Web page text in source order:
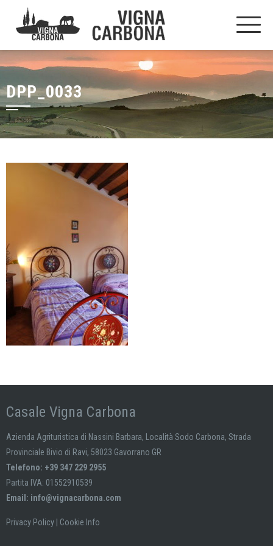
DPP_0033
Casale Vigna Carbona
Azienda Agrituristica di Nassini Barbara, Località Sodo Carbona, Strada
Provinciale Bivio di Ravi, 58023 Gavorrano GR
Telefono: +39 347 229 2955
Partita IVA: 01552910539
Email: info@vignacarbona.com
Privacy Policy Cookie Info